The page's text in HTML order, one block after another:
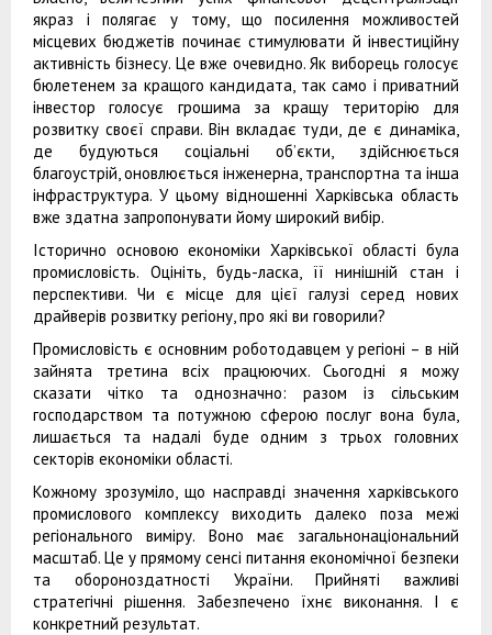
якраз і полягає у тому, що посилення можливостей
місцевих бюджетів починає стимулювати й інвестиційну
активність бізнесу. Це вже очевидно. Як виборець голосує
бюлетенем за кращого кандидата, так само і приватний
інвестор голосує грошима за кращу територію для
розвитку своєї справи. Він вкладає туди, де є динаміка,
де будуються соціальні об’єкти, здійснюється
благоустрій, оновлюється інженерна, транспортна та інша
інфраструктура. У цьому відношенні Харківська область
вже здатна запропонувати йому широкий вибір.
Історично основою економіки Харківської області була
промисловість. Оцініть, будь-ласка, її нинішній стан і
перспективи. Чи є місце для цієї галузі серед нових
драйверів розвитку регіону, про які ви говорили?
Промисловість є основним роботодавцем у регіоні – в ній
зайнята третина всіх працюючих. Сьогодні я можу
сказати чітко та однозначно: разом із сільським
господарством та потужною сферою послуг вона була,
лишається та надалі буде одним з трьох головних
секторів економіки області.
Кожному зрозуміло, що насправді значення харківського
промислового комплексу виходить далеко поза межі
регіонального виміру. Воно має загальнонаціональний
масштаб. Це у прямому сенсі питання економічної безпеки
та обороноздатності України. Прийняті важливі
стратегічні рішення. Забезпечено їхнє виконання. І є
конкретний результат.